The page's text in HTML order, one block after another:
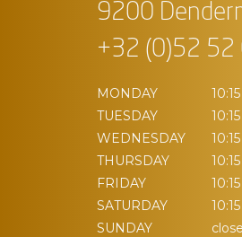
9200
+32 (0)52 52
MONDAY
TUESDAY
WEDNESDAY
THURSDAY
FRIDAY
SATURDAY
SUNDAY